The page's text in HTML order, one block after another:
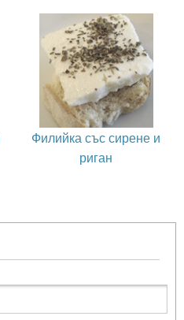
Филийка със сирене и
риган